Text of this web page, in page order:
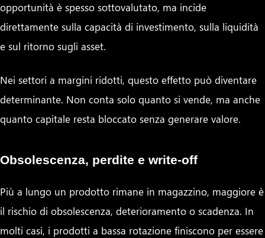
opportunità è spesso sottovalutato, ma incide
direttamente sulla capacità di investimento, sulla liquidità
e sul ritorno sugli asset.
Nei settori a margini ridotti, questo effetto può diventare
determinante. Non conta solo quanto si vende, ma anche
quanto capitale resta bloccato senza generare valore.
Obsolescenza, perdite e write-off
Più a lungo un prodotto rimane in magazzino, maggiore è
il rischio di obsolescenza, deterioramento o scadenza. In
molti casi, i prodotti a bassa rotazione finiscono per essere